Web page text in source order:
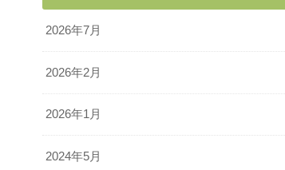
2026年7月
2026年2月
2026年1月
2024年5月